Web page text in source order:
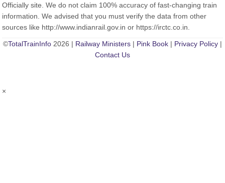
Officially site. We do not claim 100% accuracy of fast-changing train
information. We advised that you must verify the data from other
sources like http://www.indianrail.gov.in or https://irctc.co.in.
©TotalTrainInfo 2026 | Railway Ministers | Pink Book | Privacy Policy |
Contact Us
×